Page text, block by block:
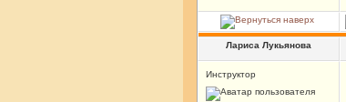
Лариса Лукьянова
Инструктор